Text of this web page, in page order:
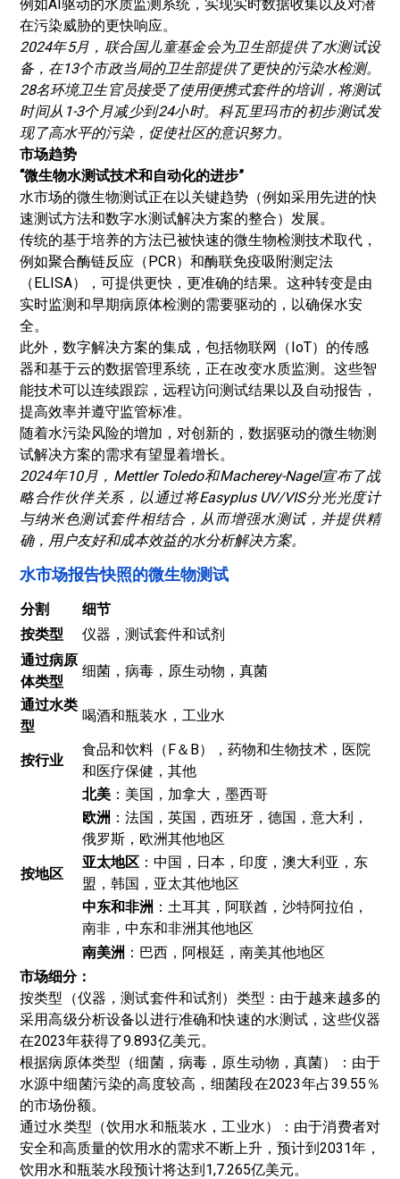
例如AI驱动的水质监测系统，实现实时数据收集以及对潜
在污染威胁的更快响应。
2024年5月，联合国儿童基金会为卫生部提供了水测试设
备，在13个市政当局的卫生部提供了更快的污染水检测。
28名环境卫生官员接受了使用便携式套件的培训，将测试
时间从1-3个月减少到24小时。科瓦里玛市的初步测试发
现了高水平的污染，促使社区的意识努力。
市场趋势
“微生物水测试技术和自动化的进步”
水市场的微生物测试正在以关键趋势（例如采用先进的快
速测试方法和数字水测试解决方案的整合）发展。
传统的基于培养的方法已被快速的微生物检测技术取代，
例如聚合酶链反应（PCR）和酶联免疫吸附测定法
（ELISA），可提供更快，更准确的结果。这种转变是由
实时监测和早期病原体检测的需要驱动的，以确保水安
全。
此外，数字解决方案的集成，包括物联网（IoT）的传感
器和基于云的数据管理系统，正在改变水质监测。这些智
能技术可以连续跟踪，远程访问测试结果以及自动报告，
提高效率并遵守监管标准。
随着水污染风险的增加，对创新的，数据驱动的微生物测
试解决方案的需求有望显着增长。
2024年10月，Mettler Toledo和Macherey-Nagel宣布了战
略合作伙伴关系，以通过将Easyplus UV/VIS分光光度计
与纳米色测试套件相结合，从而增强水测试，并提供精
确，用户友好和成本效益的水分析解决方案。
水市场报告快照的微生物测试
分割
细节
按类型
仪器，测试套件和试剂
通过病原
体类型
细菌，病毒，原生动物，真菌
通过水类
型
喝酒和瓶装水，工业水
按行业
食品和饮料（F＆B），药物和生物技术，医院
和医疗保健，其他
按地区
北美 ：美国，加拿大，墨西哥
欧洲 ：法国，英国，西班牙，德国，意大利，
俄罗斯，欧洲其他地区
亚太地区 ：中国，日本，印度，澳大利亚，东
盟，韩国，亚太其他地区
中东和非洲 ：土耳其，阿联酋，沙特阿拉伯，
南非，中东和非洲其他地区
南美洲 ：巴西，阿根廷，南美其他地区
市场细分：
按类型（仪器，测试套件和试剂）类型：由于越来越多的
采用高级分析设备以进行准确和快速的水测试，这些仪器
在2023年获得了9.893亿美元。
根据病原体类型（细菌，病毒，原生动物，真菌）：由于
水源中细菌污染的高度较高，细菌段在2023年占39.55％
的市场份额。
通过水类型（饮用水和瓶装水，工业水）：由于消费者对
安全和高质量的饮用水的需求不断上升，预计到2031年，
饮用水和瓶装水段预计将达到1,7.265亿美元。